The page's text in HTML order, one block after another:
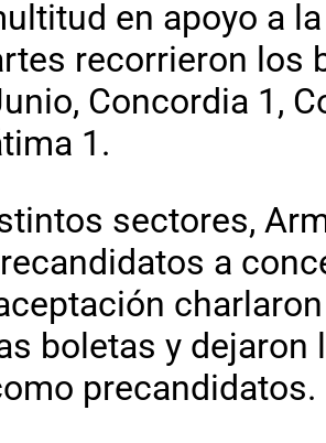
en apoyo a
recorrieron los
Concordia 1,
1.
sectores,
a
boletas y dejaron
precandidatos.